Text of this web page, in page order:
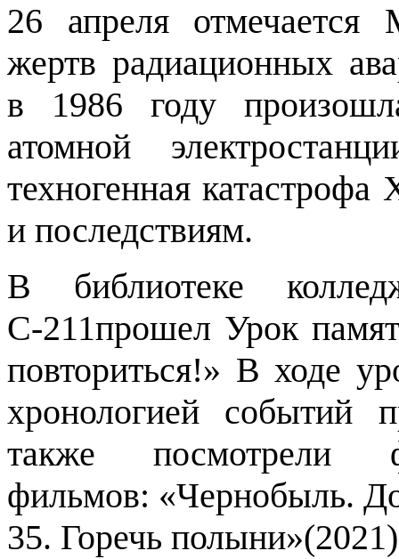
26 апреля
жертв радиационных
в 1986 году
атомной
техногенная
и последствиям.
В библиотеке
С-211прошел Урок
повториться!» В ходе
хронологией событий
также посмотрели
фильмов: «Чернобыль.
35. Горечь